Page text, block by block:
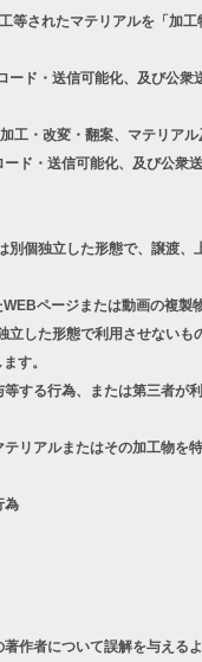
されたマテリアルを「加
ド・送信可能化、及び公衆
・改変・翻案、マテリアル
ド・送信可能化、及び公衆
個独立した形態で、譲渡、
ページまたは動画の複製
した形態で利用させないも
す。
る行為、または第三者が
アルまたはその加工物を
為
者について誤解を与える